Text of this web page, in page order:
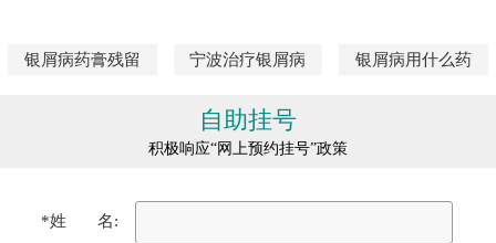
银屑病药膏残留 宁波治疗银屑病 银屑病用什么药
自助挂号
积极响应“网上预约挂号”政策
*姓 名: